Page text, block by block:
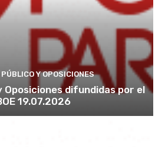
Y OPOSICIONES
Oposiciones difundidas por el
19.07.2026